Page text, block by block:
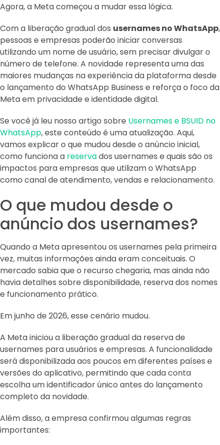
Agora, a Meta começou a mudar essa lógica.
Com a liberação gradual dos usernames no WhatsApp,
pessoas e empresas poderão iniciar conversas
utilizando um nome de usuário, sem precisar divulgar o
número de telefone. A novidade representa uma das
maiores mudanças na experiência da plataforma desde
o lançamento do WhatsApp Business e reforça o foco da
Meta em privacidade e identidade digital.
Se você já leu nosso artigo sobre Usernames e BSUID no
WhatsApp, este conteúdo é uma atualização. Aqui,
vamos explicar o que mudou desde o anúncio inicial,
como funciona a reservados usernames e quais são os
impactos para empresas que utilizam o WhatsApp
como canal de atendimento, vendas e relacionamento.
O que mudou desde o
anúncio dos usernames?
Quando a Meta apresentou os usernames pela primeira
vez, muitas informações ainda eram conceituais. O
mercado sabia que o recurso chegaria, mas ainda não
havia detalhes sobre disponibilidade, reserva dos nomes
e funcionamento prático.
Em junho de 2026, esse cenário mudou.
A Meta iniciou a liberação gradual da reserva de
usernames para usuários e empresas. A funcionalidade
será disponibilizada aos poucos em diferentes países e
versões do aplicativo, permitindo que cada conta
escolha um identificador único antes do lançamento
completo da novidade.
Além disso, a empresa confirmou algumas regras
importantes: